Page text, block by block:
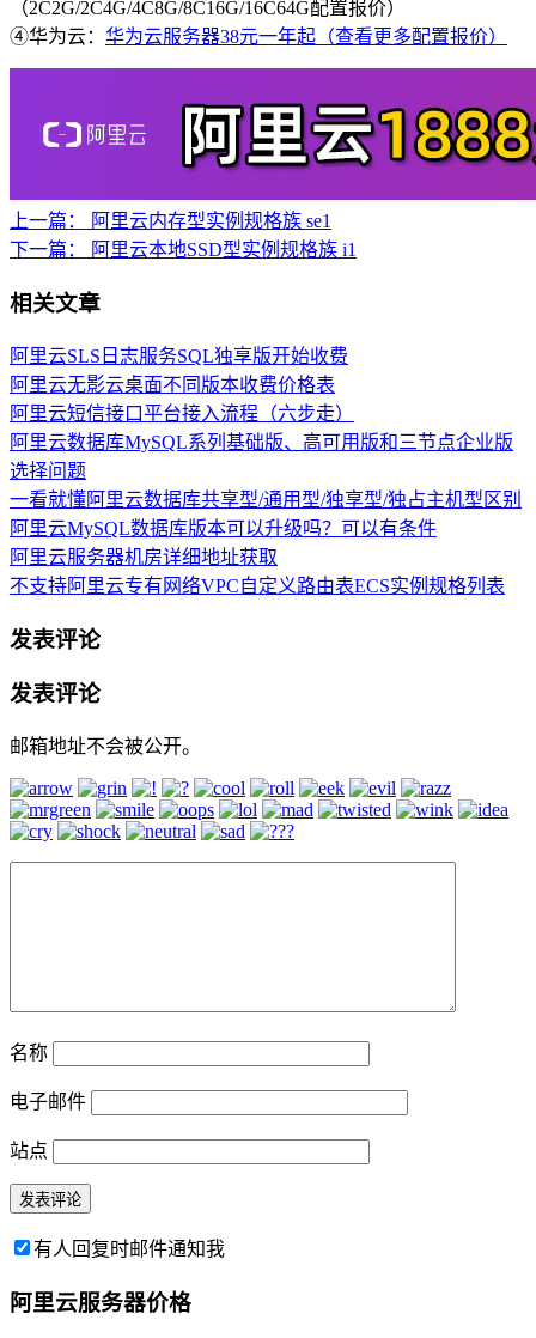
（2C2G/2C4G/4C8G/8C16G/16C64G配置报价）
④华为云： 华为云服务器38元一年起（查看更多配置报价）
上一篇：
阿里云内存型实例规格族 se1
下一篇：
阿里云本地SSD型实例规格族 i1
相关文章
阿里云SLS日志服务SQL独享版开始收费
阿里云无影云桌面不同版本收费价格表
阿里云短信接口平台接入流程（六步走）
阿里云数据库MySQL系列基础版、高可用版和三节点企业版
选择问题
一看就懂阿里云数据库共享型/通用型/独享型/独占主机型区别
阿里云MySQL数据库版本可以升级吗？可以有条件
阿里云服务器机房详细地址获取
不支持阿里云专有网络VPC自定义路由表ECS实例规格列表
发表评论
发表评论
邮箱地址不会被公开。
名称
电子邮件
站点
有人回复时邮件通知我
阿里云服务器价格